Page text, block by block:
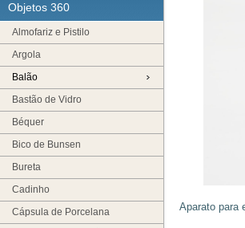
Objetos 360
Almofariz e Pistilo
Argola
Balão
Bastão de Vidro
Béquer
Bico de Bunsen
Bureta
Cadinho
Cápsula de Porcelana
Aparato para